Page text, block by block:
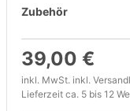
Zubehör
39,00 €
inkl. MwSt. inkl.
Lieferzeit ca. 5 bis 12